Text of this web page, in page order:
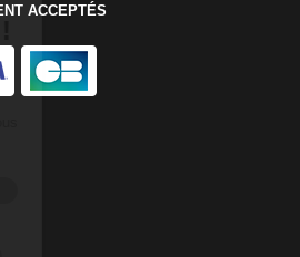
ACCEPTÉS